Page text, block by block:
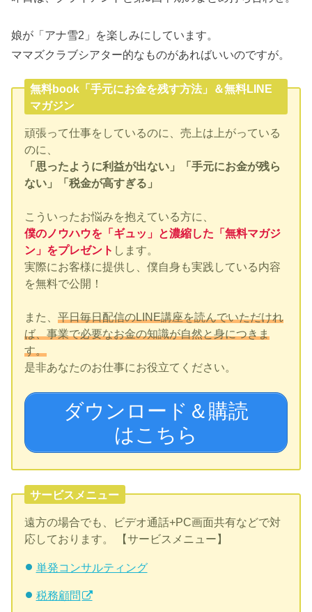
娘が「アナ雪2」を楽しみにしています。
ママズクラブシアター的なものがあればいいのですが。
無料book「手元にお金を残す方法」＆無料LINE
マガジン
頑張って仕事をしているのに、売上は上がっている
のに、
「思ったように利益が出ない」「手元にお金が残ら
ない」「税金が高すぎる」
こういったお悩みを抱えている方に、
僕のノウハウを「ギュッ」と濃縮した「無料マガジ
ン」をプレゼント します。
実際にお客様に提供し、僕自身も実践している内容
を無料で公開！
また、平日毎日配信のLINE講座を読んでいただけれ
ば、事業で必要なお金の知識が自然と身につきま
す。
是非あなたのお仕事にお役立てください。
ダウンロード＆購読
はこちら
サービスメニュー
遠方の場合でも、ビデオ通話+PC画面共有などで対
応しております。 【サービスメニュー】
単発コンサルティング
税務顧問